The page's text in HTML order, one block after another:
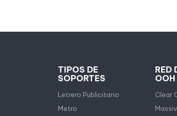
TIPOS DE
SOPORTES
Letrero Publicitario
Metro
RED
OOH
Clear